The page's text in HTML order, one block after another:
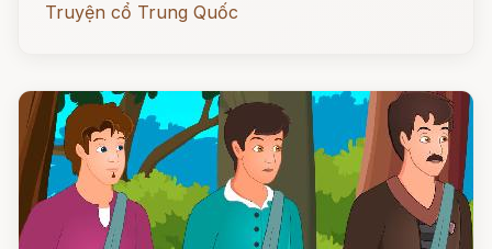
Truyện cổ Trung Quốc